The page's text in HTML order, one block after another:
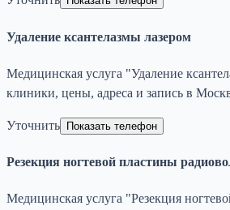
Удаление ксантелазмы лазером
Медицинская услуга "Удаление
клиники, цены, адреса и запись в
Уточнить Показать телефон
Резекция ногтевой пластины
Медицинская услуга "Резекция